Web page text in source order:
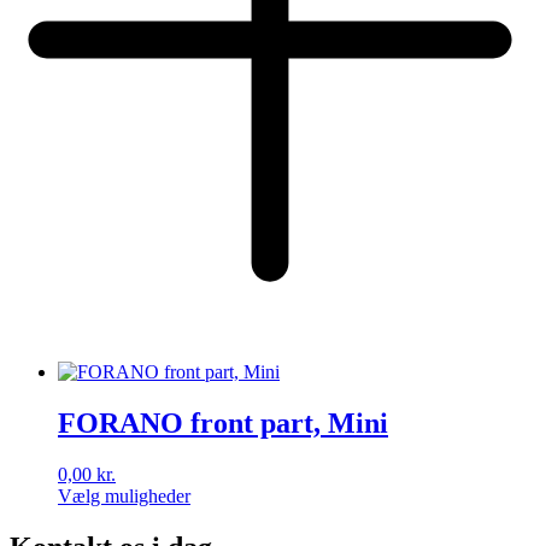
FORANO front part, Mini
0,00 kr.
Vælg muligheder
vare